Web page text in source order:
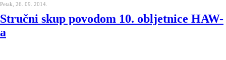
Petak, 26. 09. 2014.
Stručni skup povodom 10. obljetnice HAW-
a